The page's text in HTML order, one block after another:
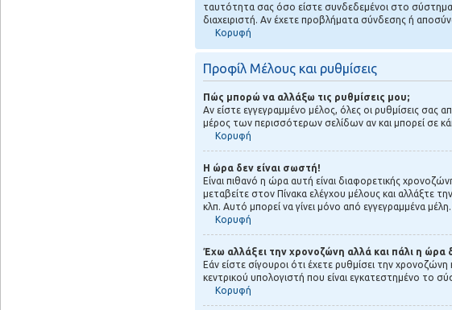
ταυτότητα σας όσο είστε συνδεδεμένοι στο σύστημα.
διαχειριστή. Αν έχετε προβλήματα σύνδεσης ή
Κορυφή
Προφίλ Μέλους και ρυθμίσεις
Πώς μπορώ να αλλάξω τις ρυθμίσεις μου;
Αν είστε εγγεγραμμένο μέλος, όλες οι ρυθμίσεις σας
μέρος των περισσότερων σελίδων αν και μπορεί σε
Κορυφή
Η ώρα δεν είναι σωστή!
Είναι πιθανό η ώρα αυτή είναι διαφορετικής
μεταβείτε στον Πίνακα ελέγχου μέλους και αλλάξτε
κλπ. Αυτό μπορεί να γίνει μόνο από εγγεγραμμένα
Κορυφή
Έχω αλλάξει την χρονοζώνη αλλά και πάλι η ώρα
Εάν είστε σίγουροι ότι έχετε ρυθμίσει την
κεντρικού υπολογιστή που είναι εγκατεστημένο το
Κορυφή